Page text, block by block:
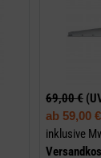
69,00 €
ab 59,00 €
inklusive